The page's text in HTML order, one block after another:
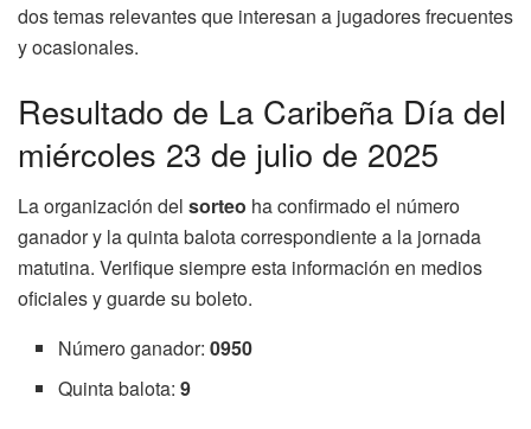
dos temas relevantes que interesan a jugadores frecuentes
y ocasionales.
Resultado de La Caribeña Día del
miércoles 23 de julio de 2025
La organización del sorteo ha confirmado el número
ganador y la quinta balota correspondiente a la jornada
matutina. Verifique siempre esta información en medios
oficiales y guarde su boleto.
Número ganador:0950
Quinta balota:9